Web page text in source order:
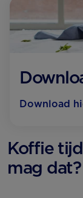
Download
Koffie
mag dat?